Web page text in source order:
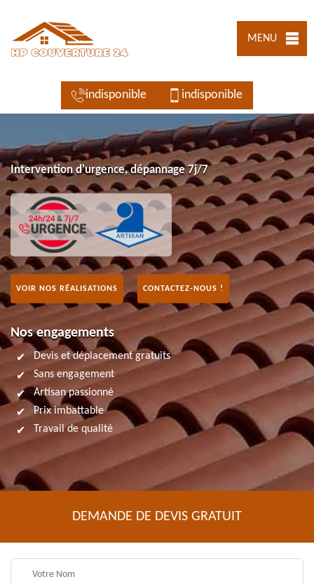
MENU
indisponible indisponible
Intervention d'urgence, dépannage 7j/7
VOIR NOS RÉALISATIONS CONTACTEZ-NOUS !
Nos engagements
Devis et déplacement gratuits
Sans engagement
Artisan passionné
Prix imbattable
Travail de qualité
DEMANDE DE DEVIS GRATUIT